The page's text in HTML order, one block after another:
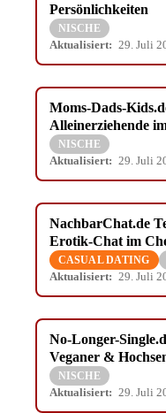
Persönlichkeiten
NISCHE
Aktualisiert: 29. Juli
Moms-Dads-
Alleinerziehende
NISCHE
Aktualisiert: 29. Juli
NachbarChat.de
Erotik-Chat im
CASUAL DATING
Aktualisiert: 29. Juli
No-Longer-
Veganer &
NISCHE
Aktualisiert: 29. Juli